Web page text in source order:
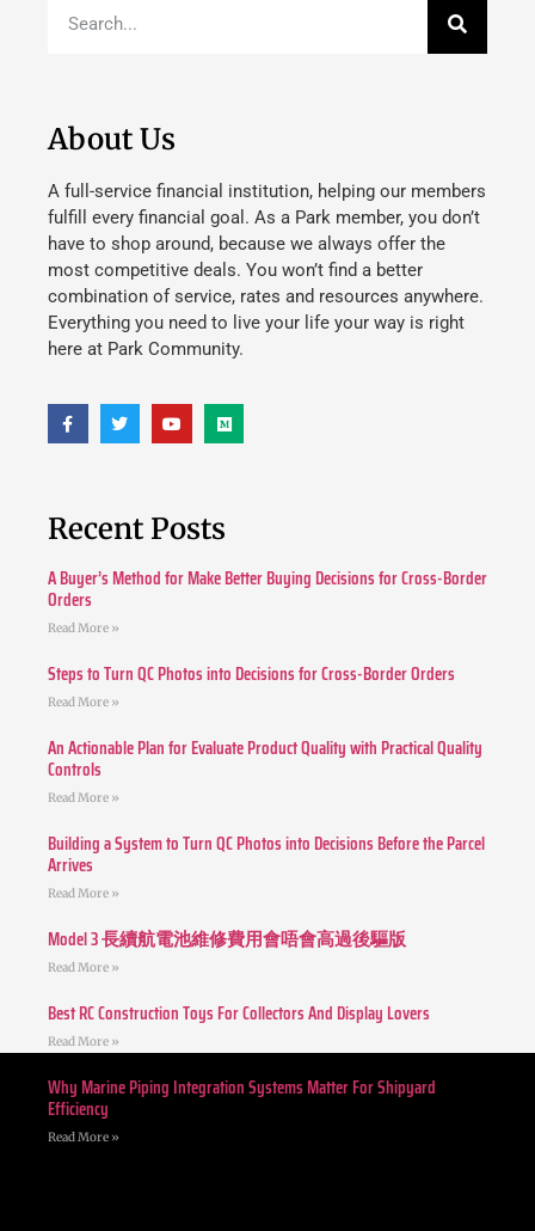
About Us
A full-service financial institution, helping our members
fulfill every financial goal. As a Park member, you don’t
have to shop around, because we always offer the
most competitive deals. You won’t find a better
combination of service, rates and resources anywhere.
Everything you need to live your life your way is right
here at Park Community.
Recent Posts
A Buyer’s Method for Make Better Buying Decisions for Cross-Border
Orders
Read More »
Steps to Turn QC Photos into Decisions for Cross-Border Orders
Read More »
An Actionable Plan for Evaluate Product Quality with Practical Quality
Controls
Read More »
Building a System to Turn QC Photos into Decisions Before the Parcel
Arrives
Read More »
Model 3 長續航電池維修費用會唔會高過後驅版
Read More »
Best RC Construction Toys For Collectors And Display Lovers
Read More »
Why Marine Piping Integration Systems Matter For Shipyard
Efficiency
Read More »